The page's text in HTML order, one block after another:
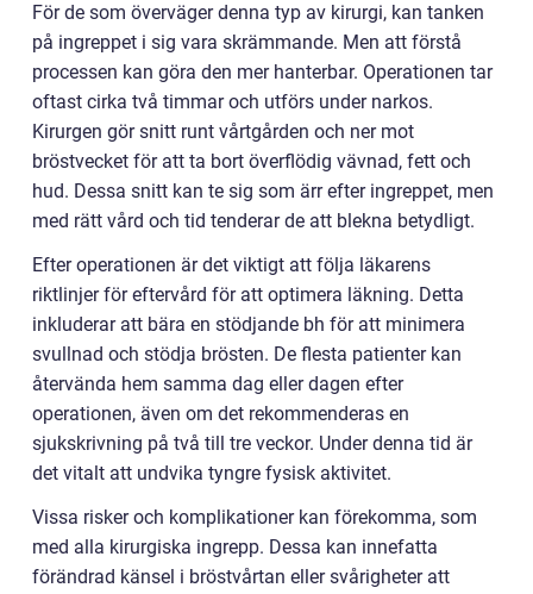
För de som överväger denna typ av kirurgi, kan tanken
på ingreppet i sig vara skrämmande. Men att förstå
processen kan göra den mer hanterbar. Operationen tar
oftast cirka två timmar och utförs under narkos.
Kirurgen gör snitt runt vårtgården och ner mot
bröstvecket för att ta bort överflödig vävnad, fett och
hud. Dessa snitt kan te sig som ärr efter ingreppet, men
med rätt vård och tid tenderar de att blekna betydligt.
Efter operationen är det viktigt att följa läkarens
riktlinjer för eftervård för att optimera läkning. Detta
inkluderar att bära en stödjande bh för att minimera
svullnad och stödja brösten. De flesta patienter kan
återvända hem samma dag eller dagen efter
operationen, även om det rekommenderas en
sjukskrivning på två till tre veckor. Under denna tid är
det vitalt att undvika tyngre fysisk aktivitet.
Vissa risker och komplikationer kan förekomma, som
med alla kirurgiska ingrepp. Dessa kan innefatta
förändrad känsel i bröstvårtan eller svårigheter att